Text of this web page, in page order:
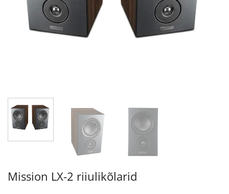
Mission LX-2 riiulikõlarid